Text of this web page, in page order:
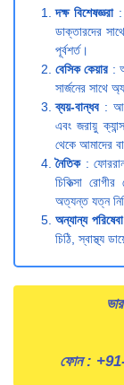
দক্ষ বিশেষজ্ঞরা :
ডাক্তারদের
পূর্বশর্ত।
বেসিক কেয়ার :
সার্জনের সাথে
ব্যয়-বান্ধব :
এবং জরায়ু
থেকে আমাদের
নৈতিক :
চিকিত্সা
অত্যন্ত যত্ন
অন্যান্য পরিষেবা
চিঠি, স্বাস্থ্য
ফোন :